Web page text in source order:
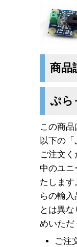
商品
ぷら
この商
以下の
ご注文
中のユ
たしま
らの輸
とは異
めいただ
ご注